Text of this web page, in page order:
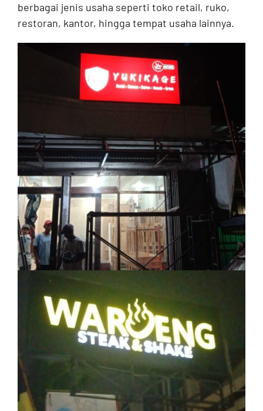
berbagai jenis usaha seperti toko retail, ruko,
restoran, kantor, hingga tempat usaha lainnya.